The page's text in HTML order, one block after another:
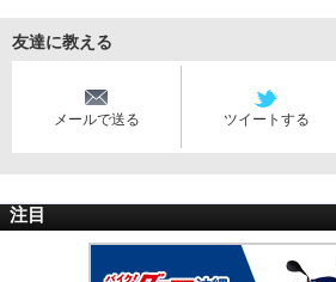
友達に教える
メールで送る ツイートする
注目